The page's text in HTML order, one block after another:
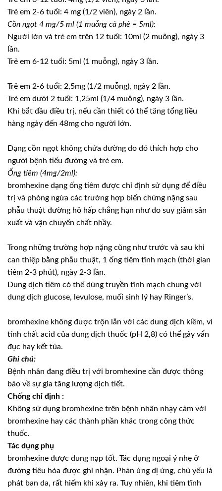
Trẻ em 2-6 tuổi: 4 mg (1/2 viên), ngày 2 lần.
Cồn ngọt 4 mg/5 ml (1 muỗng cà phê = 5ml):
Người lớn và trẻ em trên 12 tuổi: 10ml (2 muỗng), ngày 3
lần.
Trẻ em 6-12 tuổi: 5ml (1 muỗng), ngày 3 lần.
Trẻ em 2-6 tuổi: 2,5mg (1/2 muỗng), ngày 2 lần.
Trẻ em dưới 2 tuổi: 1,25ml (1/4 muỗng), ngày 3 lần.
Khi bắt đầu điều trị, nếu cần thiết có thể tăng tổng liều
hàng ngày đến 48mg cho người lớn.
Dạng cồn ngọt không chứa đường do đó thích hợp cho
người bệnh tiểu đường và trẻ em.
Ống tiêm (4mg/2ml):
bromhexine dạng ống tiêm được chỉ định sử dụng để điều
trị và phòng ngừa các trường hợp biến chứng nặng sau
phẫu thuật đường hô hấp chẳng hạn như do suy giảm sản
xuất và vận chuyển chất nhầy.
Trong những trường hợp nặng cũng như trước và sau khi
can thiệp bằng phẫu thuật, 1 ống tiêm tĩnh mạch (thời gian
tiêm 2-3 phút), ngày 2-3 lần.
Dung dịch tiêm có thể dùng truyền tĩnh mạch chung với
dung dịch glucose, levulose, muối sinh lý hay Ringer’s.
bromhexine không được trộn lẫn với các dung dịch kiềm, vì
tính chất acid của dung dịch thuốc (pH 2,8) có thể gây vẩn
đục hay kết tủa.
Ghi chú:
Bệnh nhân đang điều trị với bromhexine cần được thông
báo về sự gia tăng lượng dịch tiết.
Chống chỉ định :
Không sử dụng bromhexine trên bệnh nhân nhạy cảm với
bromhexine hay các thành phần khác trong công thức
thuốc.
Tác dụng phụ
bromhexine được dung nạp tốt. Tác dụng ngoại ý nhẹ ở
đường tiêu hóa được ghi nhận. Phản ứng dị ứng, chủ yếu là
phát ban da, rất hiếm khi xảy ra. Tuy nhiên, khi tiêm tĩnh